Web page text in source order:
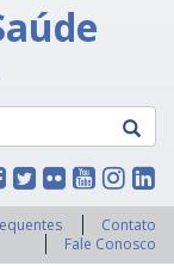
Contato
Fale Conosco